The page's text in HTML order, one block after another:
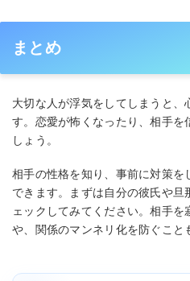
まとめ
大切な人が浮気をしてしまうと、
す。恋愛が怖くなったり、相手
しょう。
相手の性格を知り、事前に対策
できます。まずは自分の彼氏や
ェックしてみてください。相手を
や、関係のマンネリ化を防ぐこと